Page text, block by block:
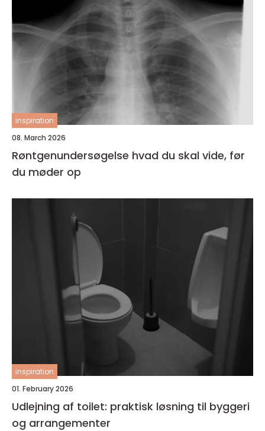
inspiration
08. March 2026
Røntgenundersøgelse hvad du skal vide, før
du møder op
inspiration
01. February 2026
Udlejning af toilet: praktisk løsning til byggeri
og arrangementer